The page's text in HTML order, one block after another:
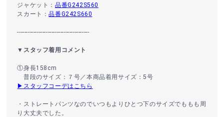
ジャケット：品番G242S560
スカート：品番G242S660
----------------------------------------
▼スタッフ着用コメント
①身長158cm
普段のサイズ：７号／本商品着用サイズ：5号
▶スタッフコーデはこちら
・ストレートパンツなのでいつもよりひとつ下のサイズでももも周
り大丈夫でした。